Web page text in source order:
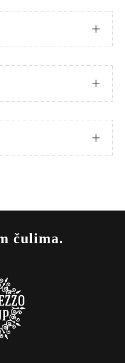
čulima.